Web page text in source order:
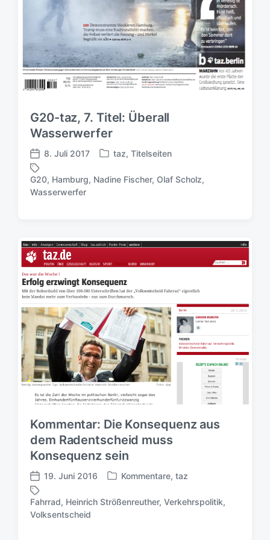
G20-taz, 7. Titel: Überall
Wasserwerfer
V
e
r
ö
n
t
l
i
c
s
d
a
m
8. Juli 2017
V
r
n
i
c
h
t
i
n
taz, Titelseiten
S
g
w
ö
r
t
G20, Hamburg, Nadine Fischer, Olaf Scholz,
Wasserwerfer
Kommentar: Die Konsequenz aus
dem Radentscheid muss
Konsequenz sein
V
e
r
ö
19. Juni 2016
V
r
Kommentare, taz
S
Fahrrad, Heinrich Strößenreuther, Verkehrspolitik,
Volksentscheid